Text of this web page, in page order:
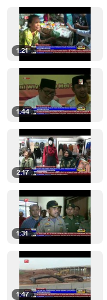
1:21
1:44
2:17
1:31
1:47